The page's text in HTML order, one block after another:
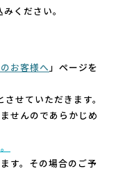
ください。
お客様へ」ページを
せていただきます。
せんのであらかじめ
す。その場合のご予